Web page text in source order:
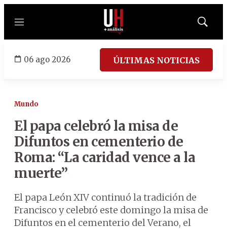
Menú
Mostrar
06 ago 2026 ÚLTIMAS NOTICIAS
Mundo
El papa celebró la misa de
Difuntos en cementerio de
Roma: “La caridad vence a la
muerte”
El papa León XIV continuó la tradición de
Francisco y celebró este domingo la misa de
Difuntos en el cementerio del Verano, el